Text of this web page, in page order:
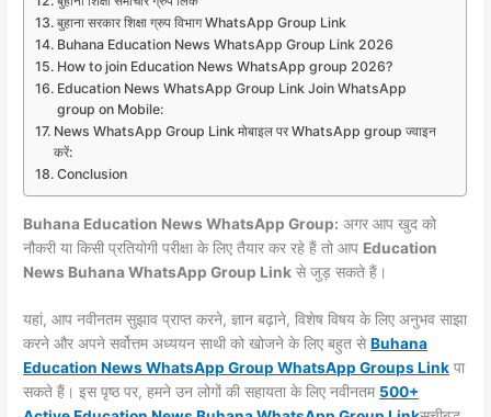
बुहाना सरकार शिक्षा ग्रुप विभाग WhatsApp Group Link
Buhana Education News WhatsApp Group Link 2026
How to join Education News WhatsApp group 2026?
Education News WhatsApp Group Link Join WhatsApp
group on Mobile:
News WhatsApp Group Link मोबाइल पर WhatsApp group ज्वाइन
करें:
Conclusion
Buhana Education News WhatsApp Group: अगर आप खुद को
नौकरी या किसी प्रतियोगी परीक्षा के लिए तैयार कर रहे हैं तो आप Education
News Buhana WhatsApp Group Link से जुड़ सकते हैं।
यहां, आप नवीनतम सुझाव प्राप्त करने, ज्ञान बढ़ाने, विशेष विषय के लिए अनुभव साझा
करने और अपने सर्वोत्तम अध्ययन साथी को खोजने के लिए बहुत सेBuhana
Education News WhatsApp Group WhatsApp GroupsLink पा
सकते हैं। इस पृष्ठ पर, हमने उन लोगों की सहायता के लिए नवीनतम 500+